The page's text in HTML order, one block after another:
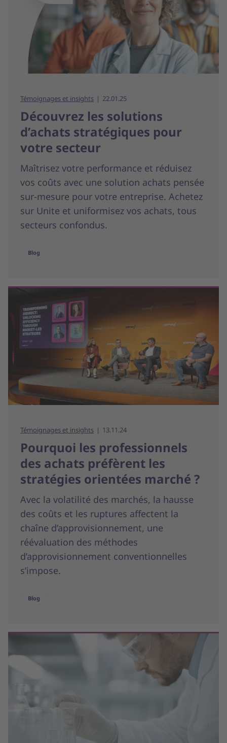
Témoignages et insights 22.01.25
Découvrez les solutions
d’achats stratégiques pour
votre secteur
Maîtrisez votre performance et réduisez
vos coûts avec une solution achats pensée
sur-mesure pour votre entreprise. Achetez
sur Unite et uniformisez vos achats, tous
secteurs confondus.
Blog
Témoignages et insights 13.11.24
Pourquoi les professionnels
des achats préfèrent les
stratégies orientées marché ?
Avec la volatilité des marchés, la hausse
des coûts et les ruptures affectent la
chaîne d’approvisionnement, une
réévaluation des méthodes
d’approvisionnement conventionnelles
s’impose.
Blog